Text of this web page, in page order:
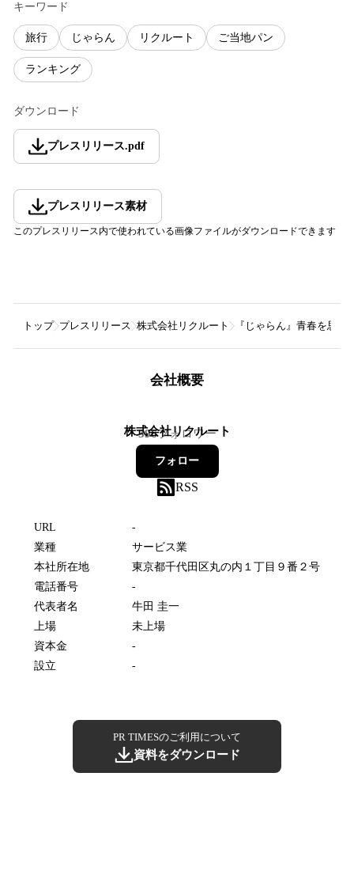
キーワード
旅行 じゃらん リクルート ご当地パン
ランキング
ダウンロード
プレスリリース.pdf
プレスリリース素材
このプレスリリース内で使われている画像ファイルがダウンロードできます
トップ プレスリリース 株式会社リクルート 『じゃらん』青春を思
会社概要
株式会社リクルート
396フォロワー
フォロー
RSS
URL
-
業種
サービス業
本社所在地
東京都千代田区丸の内１丁目９番２号
電話番号
-
代表者名
牛田 圭一
上場
未上場
資本金
-
設立
-
PR TIMESのご利用について
資料をダウンロード